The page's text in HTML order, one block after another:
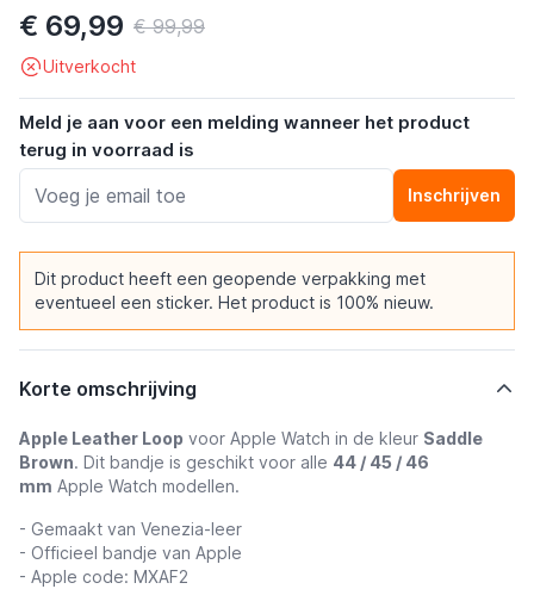
€ 69,99 € 99,99
Uitverkocht
Meld je aan voor een melding wanneer het product
terug in voorraad is
Inschrijven
Dit product heeft een geopende verpakking met
eventueel een sticker. Het product is 100% nieuw.
Korte omschrijving
Apple Leather Loop voor Apple Watch in de kleur Saddle
Brown. Dit bandje is geschikt voor alle 44 / 45 / 46
mm Apple Watch modellen.
- Gemaakt van Venezia-leer
- Officieel bandje van Apple
- Apple code: MXAF2